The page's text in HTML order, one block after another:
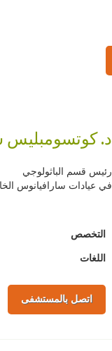
د.
رئيس قسم الباثولوجي
في عيادات سارافيانوس
التخصص
اللغات
اتصل بالمستشفى